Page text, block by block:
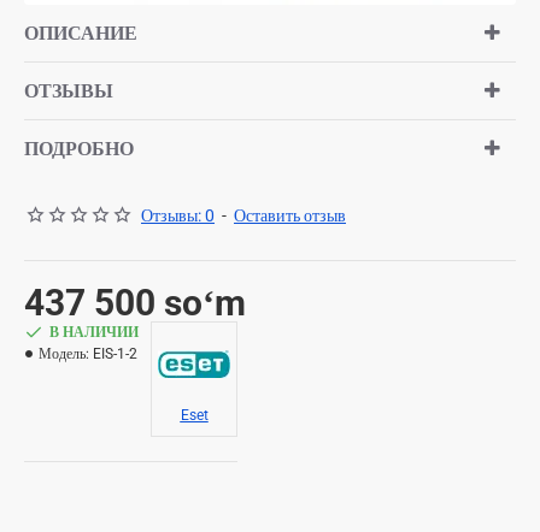
ОПИСАНИЕ
ОТЗЫВЫ
ПОДРОБНО
Отзывы: 0 - Оставить отзыв
437 500 soʻm
В НАЛИЧИИ
Модель: EIS-1-2
Eset